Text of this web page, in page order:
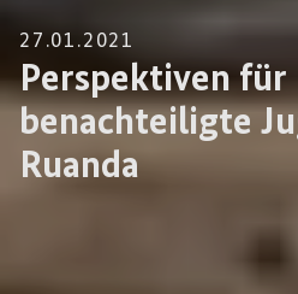
27.01.2021
Perspektiven für
benachteiligte
Ruanda